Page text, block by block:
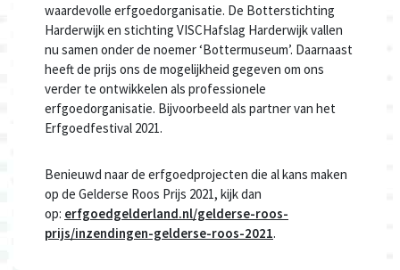
waardevolle erfgoedorganisatie. De Botterstichting
Harderwijk en stichting VISCHafslag Harderwijk vallen
nu samen onder de noemer ‘Bottermuseum’. Daarnaast
heeft de prijs ons de mogelijkheid gegeven om ons
verder te ontwikkelen als professionele
erfgoedorganisatie. Bijvoorbeeld als partner van het
Erfgoedfestival 2021.
Benieuwd naar de erfgoedprojecten die al kans maken
op de Gelderse Roos Prijs 2021, kijk dan
op: erfgoedgelderland.nl/gelderse-roos-
prijs/inzendingen-gelderse-roos-2021.